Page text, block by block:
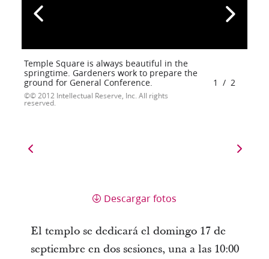
Temple Square is always beautiful in the
springtime. Gardeners work to prepare the
ground for General Conference.
© 2012 Intellectual Reserve, Inc. All rights
reserved.
1 / 2
Descargar fotos
El templo se dedicará el domingo 17 de
septiembre en dos sesiones, una a las 10:00